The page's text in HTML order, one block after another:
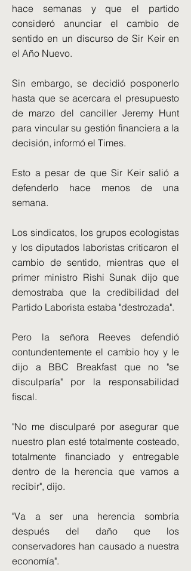
hace semanas y que el partido
consideró anunciar el cambio de
sentido en un discurso de Sir Keir en
el Año Nuevo.
Sin embargo, se decidió posponerlo
hasta que se acercara el presupuesto
de marzo del canciller Jeremy Hunt
para vincular su gestión financiera a la
decisión, informó el Times.
Esto a pesar de que Sir Keir salió a
defenderlo hace menos de una
semana.
Los sindicatos, los grupos ecologistas
y los diputados laboristas criticaron el
cambio de sentido, mientras que el
primer ministro Rishi Sunak dijo que
demostraba que la credibilidad del
Partido Laborista estaba "destrozada".
Pero la señora Reeves defendió
contundentemente el cambio hoy y le
dijo a BBC Breakfast que no "se
disculparía" por la responsabilidad
fiscal.
"No me disculparé por asegurar que
nuestro plan esté totalmente costeado,
totalmente financiado y entregable
dentro de la herencia que vamos a
recibir", dijo.
"Va a ser una herencia sombría
después del daño que los
conservadores han causado a nuestra
economía".